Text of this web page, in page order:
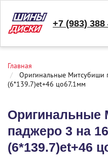
+7 (983) 388
Главная
Оригинальные Митсубиши
(6*139.7)et+46 цо67.1мм
Оригинальные
паджеро 3 на
(6*139.7)et+46